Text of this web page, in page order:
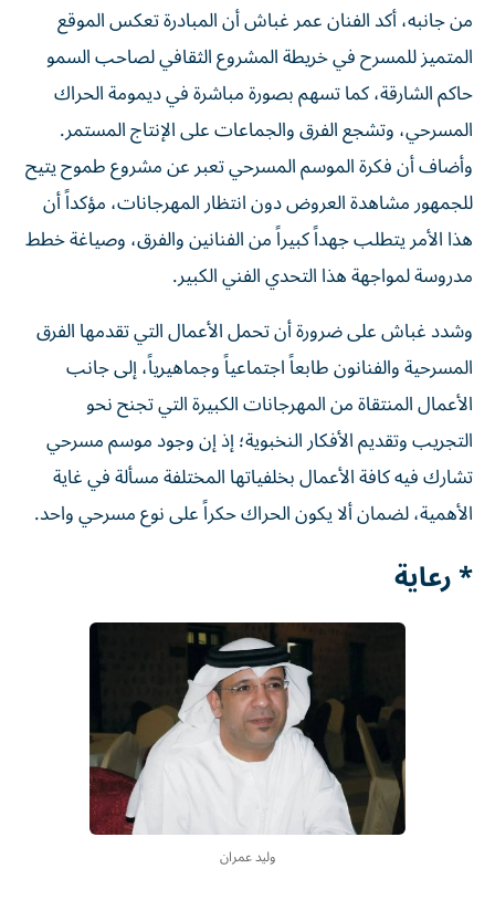
من جانبه، أكد الفنان عمر غباش أن المبادرة تعكس الموقع
المتميز للمسرح في خريطة المشروع الثقافي لصاحب السمو
حاكم الشارقة، كما تسهم بصورة مباشرة في ديمومة الحراك
المسرحي، وتشجع الفرق والجماعات على الإنتاج المستمر.
وأضاف أن فكرة الموسم المسرحي تعبر عن مشروع طموح يتيح
للجمهور مشاهدة العروض دون انتظار المهرجانات، مؤكداً أن
هذا الأمر يتطلب جهداً كبيراً من الفنانين والفرق، وصياغة خطط
مدروسة لمواجهة هذا التحدي الفني الكبير.
وشدد غباش على ضرورة أن تحمل الأعمال التي تقدمها الفرق
المسرحية والفنانون طابعاً اجتماعياً وجماهيرياً، إلى جانب
الأعمال المنتقاة من المهرجانات الكبيرة التي تجنح نحو
التجريب وتقديم الأفكار النخبوية؛ إذ إن وجود موسم مسرحي
تشارك فيه كافة الأعمال بخلفياتها المختلفة مسألة في غاية
الأهمية، لضمان ألا يكون الحراك حكراً على نوع مسرحي واحد.
* رعاية
وليد عمران